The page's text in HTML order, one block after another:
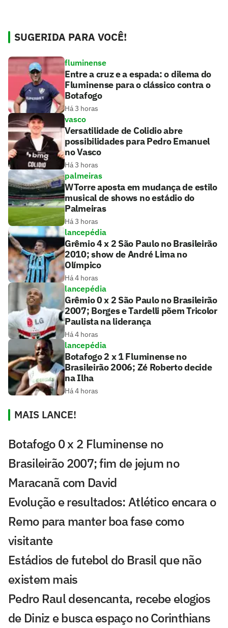
SUGERIDA PARA VOCÊ!
fluminense
Entre a cruz e a espada: o dilema do
Fluminense para o clássico contra o
Botafogo
Há 3 horas
vasco
Versatilidade de Colidio abre
possibilidades para Pedro Emanuel
no Vasco
Há 3 horas
palmeiras
WTorre aposta em mudança de estilo
musical de shows no estádio do
Palmeiras
Há 3 horas
lancepédia
Grêmio 4 x 2 São Paulo no Brasileirão
2010; show de André Lima no
Olímpico
Há 4 horas
lancepédia
Grêmio 0 x 2 São Paulo no Brasileirão
2007; Borges e Tardelli põem Tricolor
Paulista na liderança
Há 4 horas
lancepédia
Botafogo 2 x 1 Fluminense no
Brasileirão 2006; Zé Roberto decide
na Ilha
Há 4 horas
MAIS LANCE!
Botafogo 0 x 2 Fluminense no
Brasileirão 2007; fim de jejum no
Maracanã com David
Evolução e resultados: Atlético encara o
Remo para manter boa fase como
visitante
Estádios de futebol do Brasil que não
existem mais
Pedro Raul desencanta, recebe elogios
de Diniz e busca espaço no Corinthians